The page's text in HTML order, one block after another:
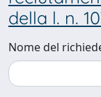
della l. n.
Nome del